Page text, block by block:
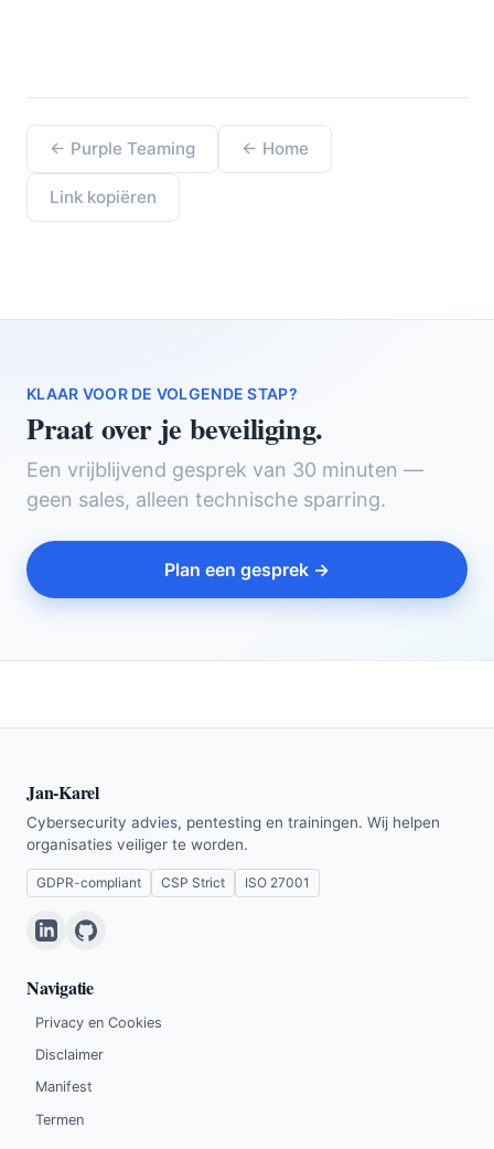
← Purple Teaming ← Home
Link kopiëren
KLAAR VOOR DE VOLGENDE STAP?
Praat over je beveiliging.
Een vrijblijvend gesprek van 30 minuten —
geen sales, alleen technische sparring.
Plan een gesprek →
Jan-Karel
Cybersecurity advies, pentesting en trainingen. Wij helpen
organisaties veiliger te worden.
GDPR-compliant CSP Strict ISO 27001
Navigatie
Privacy en Cookies
Disclaimer
Manifest
Termen